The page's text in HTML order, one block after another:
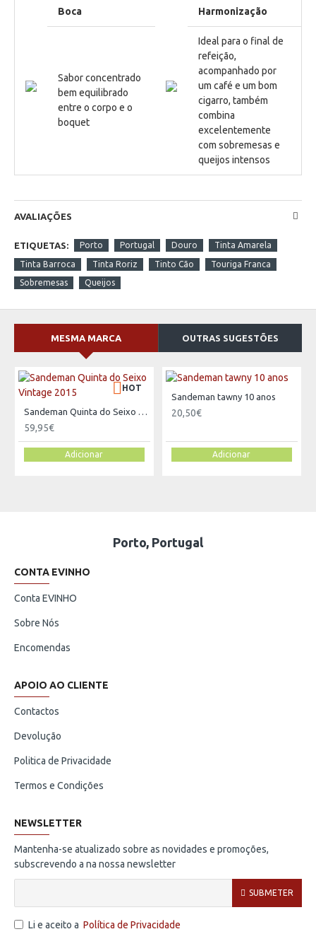
Boca Harmonização
Sabor concentrado
bem equilibrado
entre o corpo e o
boquet
Ideal para o final de
refeição,
acompanhado por
um café e um bom
cigarro, também
combina
excelentemente
com sobremesas e
queijos intensos
AVALIAÇÕES
ETIQUETAS: Porto Portugal Douro Tinta Amarela
Tinta Barroca Tinta Roriz Tinto Cão
Touriga Franca
Sobremesas
Queijos
MESMA MARCA OUTRAS SUGESTÕES
HOT
Sandeman Quinta do Seixo Vintage 2015
59,95€
Adicionar
Sandeman tawny 10 anos
20,50€
Adicionar
Porto, Portugal
CONTA EVINHO
Conta EVINHO
Sobre Nós
Encomendas
APOIO AO CLIENTE
Contactos
Devolução
Politica de Privacidade
Termos e Condições
NEWSLETTER
Mantenha-se atualizado sobre as novidades e promoções,
subscrevendo a na nossa newsletter
SUBMETER
Li e aceito a Política de Privacidade